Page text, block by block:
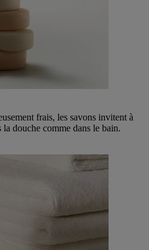
frais, les savons invitent à
la douche comme dans le bain.